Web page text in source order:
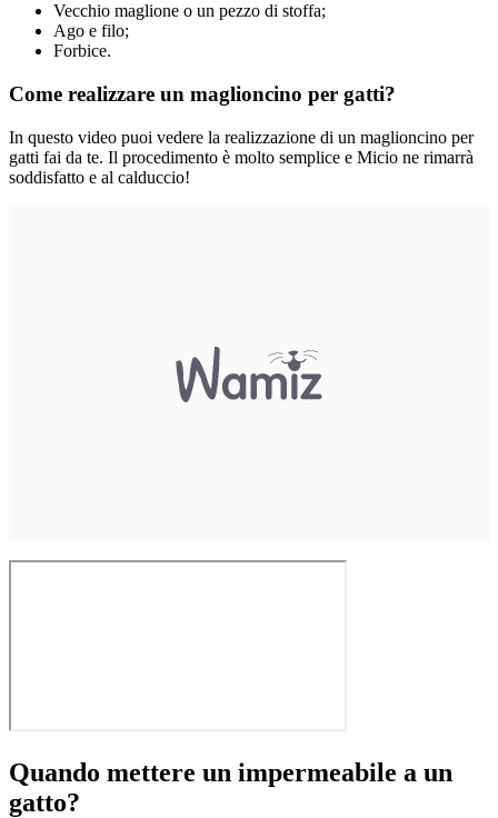
Vecchio maglione o un pezzo di stoffa;
Ago e filo;
Forbice.
Come realizzare un maglioncino per gatti?
In questo video puoi vedere la realizzazione di un maglioncino per
gatti fai da te. Il procedimento è molto semplice e Micio ne rimarrà
soddisfatto e al calduccio!
Quando mettere un impermeabile a un
gatto?